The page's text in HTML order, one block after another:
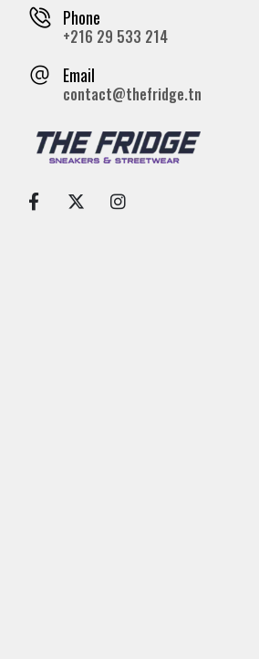
Phone
+216 29 533 214
Email
contact@thefridge.tn